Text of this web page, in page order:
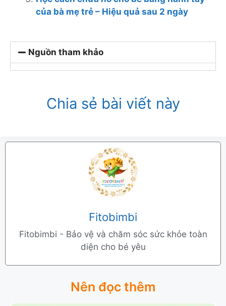
của bà mẹ trẻ – Hiệu quả sau 2 ngày
Nguồn tham khảo
Chia sẻ bài viết này
Fitobimbi
Fitobimbi - Bảo vệ và chăm sóc sức khỏe toàn
diện cho bé yêu
Nên đọc thêm